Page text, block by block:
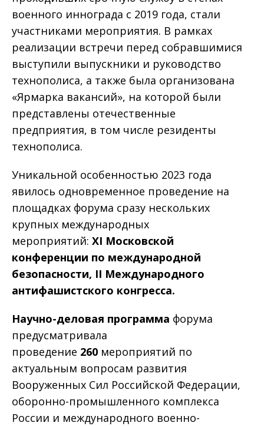
военного иннограда c 2019 года, стали
участниками мероприятия. В рамках
реализации встречи перед собравшимися
выступили выпускники и руководство
технополиса, а также была организована
«Ярмарка вакансий», на которой были
представлены отечественные
предприятия, в том числе резиденты
технополиса.
Уникальной особенностью 2023 года
явилось одновременное проведение на
площадках форума сразу нескольких
крупных международных
мероприятий: XI Московской
конференции по международной
безопасности, II Международного
антифашистского конгресса.
Научно-деловая программа форума
предусматривала
проведение 260 мероприятий по
актуальным вопросам развития
Вооруженных Сил Российской Федерации,
оборонно-промышленного комплекса
России и международного военно-